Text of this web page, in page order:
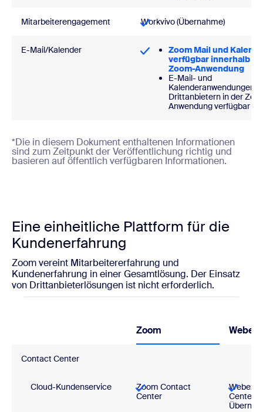
Mitarbeiterengagement Workvivo (Übernahme)
E-Mail/Kalender
Zoom Mail und
verfügbar innerhalb
Zoom-Anwendung
E-Mail- und
Kalenderanwendungen
Drittanbietern in der
Anwendung verfügbar
*Die in diesem Dokument enthaltenen Informationen
sind zum Zeitpunkt der Veröffentlichung richtig und
basieren auf öffentlich verfügbaren Informationen.
Eine einheitliche Plattform für die
Kundenerfahrung
Zoom vereint Mitarbeitererfahrung und
Kundenerfahrung in einer Gesamtlösung. Der Einsatz
von Drittanbieterlösungen ist nicht erforderlich.
Zoom Webex
Contact Center
Cloud-Kundenservice
Zoom Contact
Center
Webex
Center